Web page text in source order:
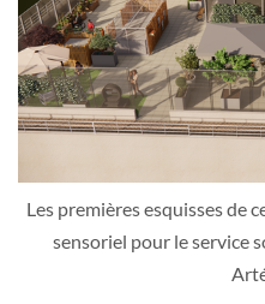
Les premières esquisses de
sensoriel pour le service